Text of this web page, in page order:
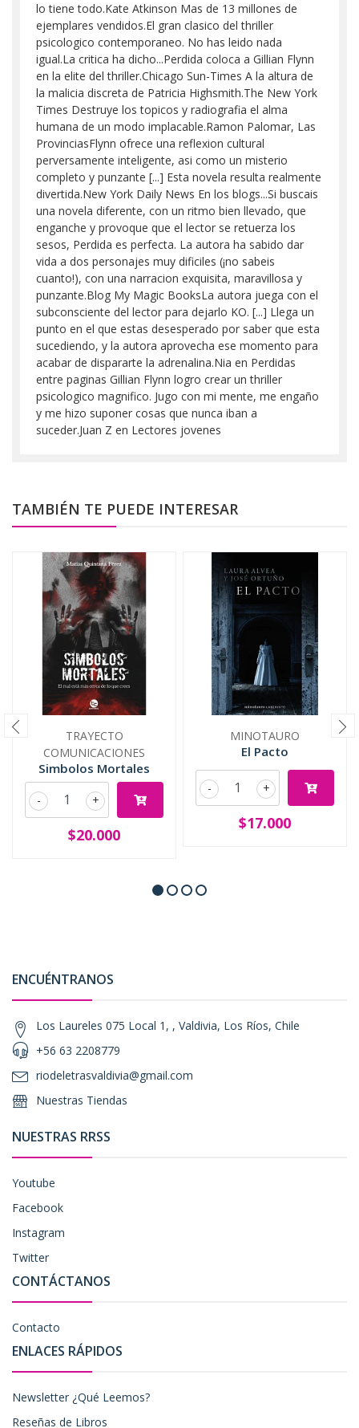
lo tiene todo.Kate Atkinson Mas de 13 millones de
ejemplares vendidos.El gran clasico del thriller
psicologico contemporaneo. No has leido nada
igual.La critica ha dicho...Perdida coloca a Gillian Flynn
en la elite del thriller.Chicago Sun-Times A la altura de
la malicia discreta de Patricia Highsmith.The New York
Times Destruye los topicos y radiografia el alma
humana de un modo implacable.Ramon Palomar, Las
ProvinciasFlynn ofrece una reflexion cultural
perversamente inteligente, asi como un misterio
completo y punzante [...] Esta novela resulta realmente
divertida.New York Daily News En los blogs...Si buscais
una novela diferente, con un ritmo bien llevado, que
enganche y provoque que el lector se retuerza los
sesos, Perdida es perfecta. La autora ha sabido dar
vida a dos personajes muy dificiles (¡no sabeis
cuanto!), con una narracion exquisita, maravillosa y
punzante.Blog My Magic BooksLa autora juega con el
subconsciente del lector para dejarlo KO. [...] Llega un
punto en el que estas desesperado por saber que esta
sucediendo, y la autora aprovecha ese momento para
acabar de dispararte la adrenalina.Nia en Perdidas
entre paginas Gillian Flynn logro crear un thriller
psicologico magnifico. Jugo con mi mente, me engaño
y me hizo suponer cosas que nunca iban a
suceder.Juan Z en Lectores jovenes
TAMBIÉN TE PUEDE INTERESAR
TRAYECTO
COMUNICACIONES
Simbolos Mortales
+
-
$20.000
MINOTAURO
El Pacto
+
-
$17.000
ENCUÉNTRANOS
Los Laureles 075 Local 1, , Valdivia, Los Ríos, Chile
+56 63 2208779
riodeletrasvaldivia@gmail.com
Nuestras Tiendas
NUESTRAS RRSS
Youtube
Facebook
Instagram
Twitter
CONTÁCTANOS
Contacto
ENLACES RÁPIDOS
Newsletter ¿Qué Leemos?
Reseñas de Libros